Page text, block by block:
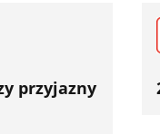
przyjazny